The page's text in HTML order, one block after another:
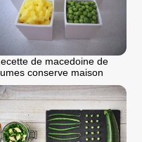
de macedoine de
conserve maison